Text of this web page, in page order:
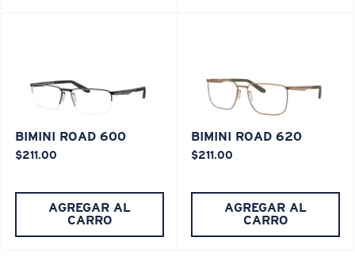
Es posible que necesite una monturaXL.
BIMINI ROAD 600
$211.00
AGREGAR AL
CARRO
BIMINI ROAD 620
$211.00
AGREGAR AL
CARRO